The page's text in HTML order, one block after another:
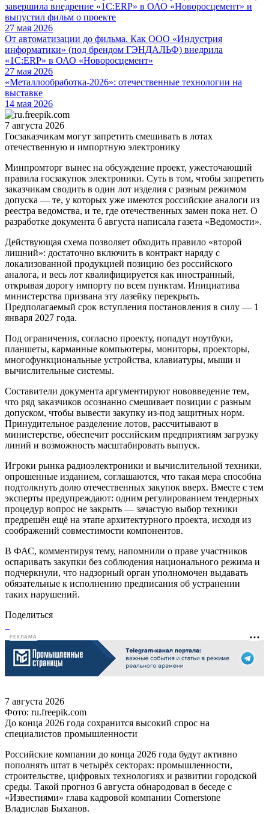
завершила внедрение «1С:ERP» в ОАО «Новоросцемент» и
выпустил фильм о проекте
27 мая 2026
От автоматизации до фильма. Как ООО «Индустрия
информатики» (под брендом ГЭНДАЛЬФ) внедрила
«1С:ERP» в ОАО «Новоросцемент»
27 мая 2026
«Металлообработка-2026»: отечественные технологии на
выставке
14 мая 2026
7 августа 2026
Госзаказчикам могут запретить смешивать в лотах
отечественную и импортную электронику
Минпромторг вынес на обсуждение проект, ужесточающий
правила госзакупок электроники. Суть в том, чтобы запретить
заказчикам сводить в один лот изделия с разным режимом
допуска — те, у которых уже имеются российские аналоги из
реестра ведомства, и те, где отечественных замен пока нет. О
разработке документа 6 августа написала газета «Ведомости».
Действующая схема позволяет обходить правило «второй
лишний»: достаточно включить в контракт наряду с
локализованной продукцией позицию без российского
аналога, и весь лот квалифицируется как иностранный,
открывая дорогу импорту по всем пунктам. Инициатива
министерства призвана эту лазейку перекрыть.
Предполагаемый срок вступления постановления в силу — 1
января 2027 года.
Под ограничения, согласно проекту, попадут ноутбуки,
планшеты, карманные компьютеры, мониторы, проекторы,
многофункциональные устройства, клавиатуры, мыши и
вычислительные системы.
Составители документа аргументируют нововведение тем,
что ряд заказчиков осознанно смешивает позиции с разным
допуском, чтобы вывести закупку из-под защитных норм.
Принудительное разделение лотов, рассчитывают в
министерстве, обеспечит российским предприятиям загрузку
линий и возможность масштабировать выпуск.
Игроки рынка радиоэлектроники и вычислительной техники,
опрошенные изданием, соглашаются, что такая мера способна
подтолкнуть долю отечественных закупок вверх. Вместе с тем
эксперты предупреждают: одним регулированием тендерных
процедур вопрос не закрыть — зачастую выбор техники
предрешён ещё на этапе архитектурного проекта, исходя из
соображений совместимости компонентов.
В ФАС, комментируя тему, напомнили о праве участников
оспаривать закупки без соблюдения национального режима и
подчеркнули, что надзорный орган уполномочен выдавать
обязательные к исполнению предписания об устранении
таких нарушений.
Поделиться
РЕКЛАМА
7 августа 2026
Фото: ru.freepik.com
До конца 2026 года сохранится высокий спрос на
специалистов промышленности
Российские компании до конца 2026 года будут активно
пополнять штат в четырёх секторах: промышленности,
строительстве, цифровых технологиях и развитии городской
среды. Такой прогноз 6 августа обнародовал в беседе с
«Известиями» глава кадровой компании Cornerstone
Владислав Быханов.